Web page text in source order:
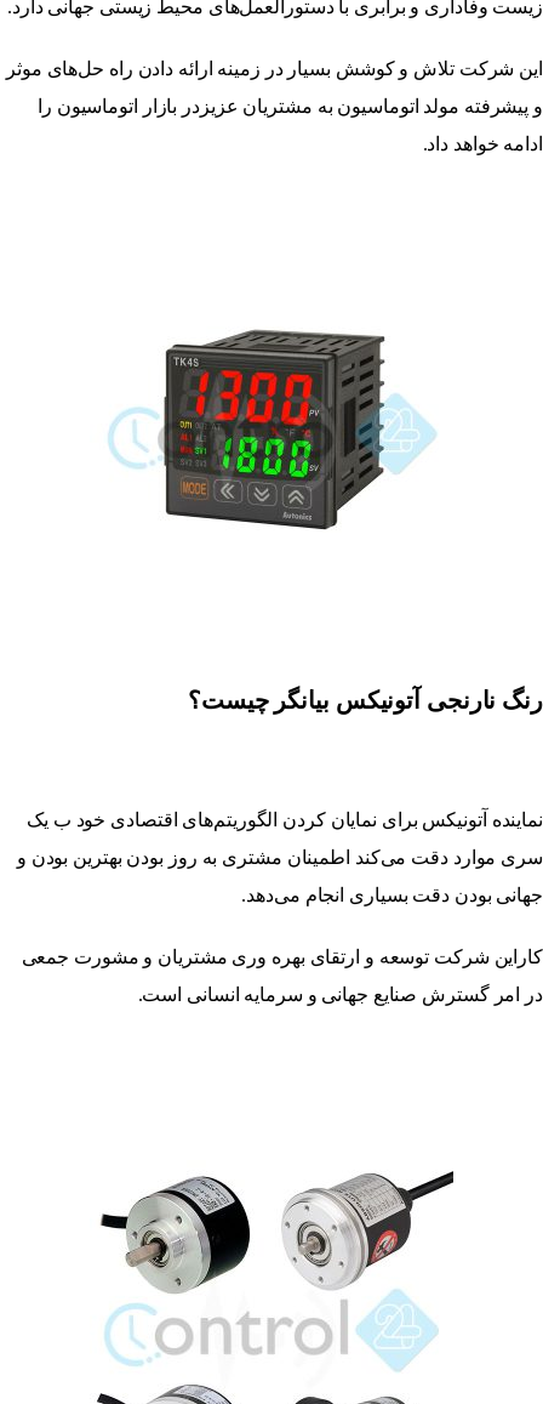
زیست وفاداری و برابری با دستورالعمل‌های محیط زیستی جهانی دارد.
این شرکت تلاش و کوشش بسیار در زمینه ارائه دادن راه حل‌های موثر
و پیشرفته مولد اتوماسیون به مشتریان عزیزدر بازار اتوماسیون را
ادامه خواهد داد.
رنگ نارنجی آتونیکس بیانگر چیست؟
نماینده آتونیکس برای نمایان کردن الگوریتم‌های اقتصادی خود ب یک
سری موارد دقت می‌کند اطمینان مشتری به روز بودن بهترین بودن و
جهانی بودن دقت بسیاری انجام می‌دهد.
کاراین شرکت توسعه و ارتقای بهره وری مشتریان و مشورت جمعی
در امر گسترش صنایع جهانی و سرمایه انسانی است.